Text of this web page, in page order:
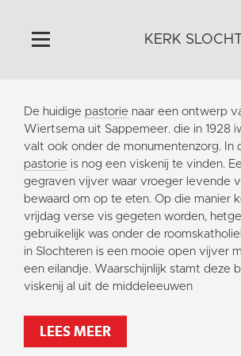
Home
Algemeen
Historie
Omgeving
Activiteiten
Steun ons
Contact
Vaktaal
KERK
De huidige pastorie naar een ontwerp
Wiertsema uit Sappemeer. die in 1928
valt ook onder de monumentenzorg. In
pastorie is nog een viskenij te vinden.
gegraven vijver waar vroeger levende
bewaard om op te eten. Op die manier
vrijdag verse vis gegeten worden,
gebruikelijk was onder de
in Slochteren is een mooie open vijver
een eilandje. Waarschijnlijk stamt deze
viskenij al uit de middeleeuwen
LEES MEER